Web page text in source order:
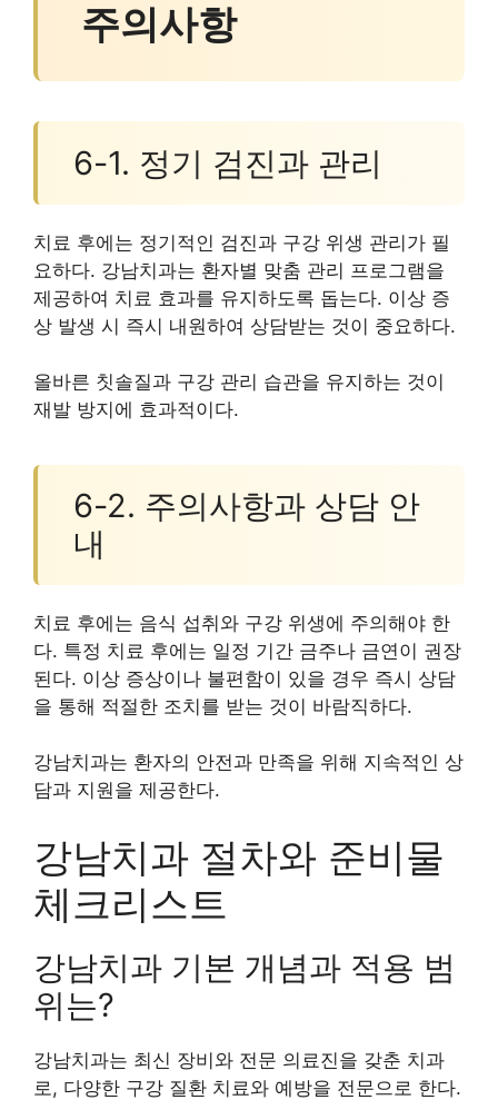
주의사항
6-1. 정기 검진과 관리
치료 후에는 정기적인 검진과 구강 위생 관리가 필
요하다. 강남치과는 환자별 맞춤 관리 프로그램을
제공하여 치료 효과를 유지하도록 돕는다. 이상 증
상 발생 시 즉시 내원하여 상담받는 것이 중요하다.
올바른 칫솔질과 구강 관리 습관을 유지하는 것이
재발 방지에 효과적이다.
6-2. 주의사항과 상담 안
내
치료 후에는 음식 섭취와 구강 위생에 주의해야 한
다. 특정 치료 후에는 일정 기간 금주나 금연이 권장
된다. 이상 증상이나 불편함이 있을 경우 즉시 상담
을 통해 적절한 조치를 받는 것이 바람직하다.
강남치과는 환자의 안전과 만족을 위해 지속적인 상
담과 지원을 제공한다.
강남치과 절차와 준비물
체크리스트
강남치과 기본 개념과 적용 범
위는?
강남치과는 최신 장비와 전문 의료진을 갖춘 치과
로, 다양한 구강 질환 치료와 예방을 전문으로 한다.